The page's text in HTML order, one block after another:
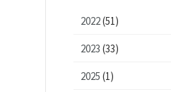
2022(51)
2023 (33)
2025 (1)